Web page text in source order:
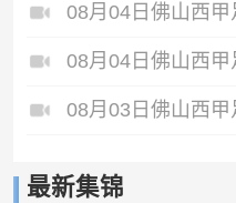
最新集锦